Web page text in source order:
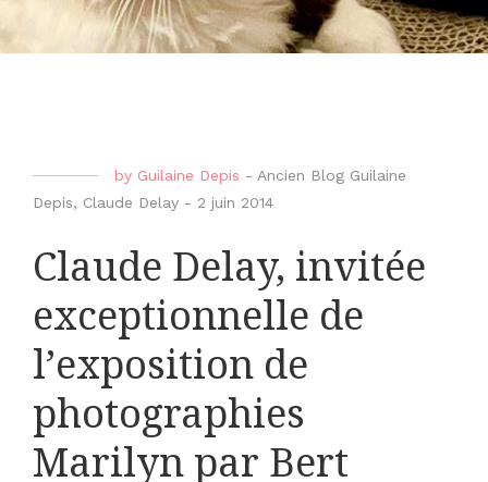
by Guilaine Depis - Ancien Blog Guilaine
Depis, Claude Delay - 2 juin 2014
Claude Delay, invitée
exceptionnelle de
l’exposition de
photographies
Marilyn par Bert